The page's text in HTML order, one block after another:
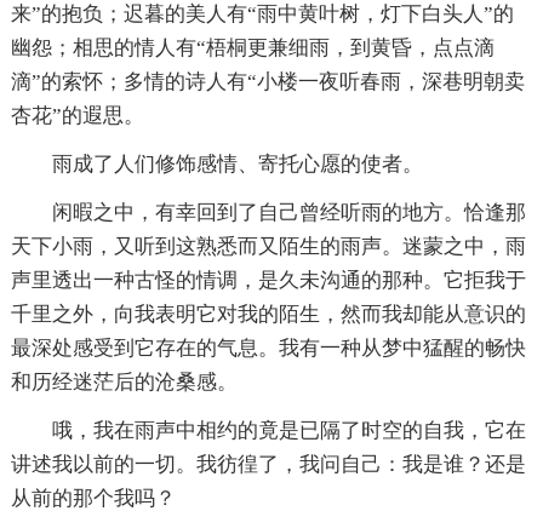
来”的抱负；迟暮的美人有“雨中黄叶树，灯下白头人”的
幽怨；相思的情人有“梧桐更兼细雨，到黄昏，点点滴
滴”的索怀；多情的诗人有“小楼一夜听春雨，深巷明朝卖
杏花”的遐思。
雨成了人们修饰感情、寄托心愿的使者。
闲暇之中，有幸回到了自己曾经听雨的地方。恰逢那
天下小雨，又听到这熟悉而又陌生的雨声。迷蒙之中，雨
声里透出一种古怪的情调，是久未沟通的那种。它拒我于
千里之外，向我表明它对我的陌生，然而我却能从意识的
最深处感受到它存在的气息。我有一种从梦中猛醒的畅快
和历经迷茫后的沧桑感。
哦，我在雨声中相约的竟是已隔了时空的自我，它在
讲述我以前的一切。我彷徨了，我问自己：我是谁？还是
从前的那个我吗？